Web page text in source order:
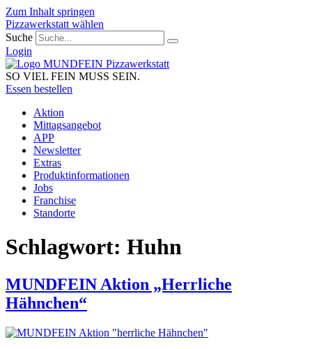
Zum Inhalt springen
Pizzawerkstatt wählen
Suche
Login
SO VIEL FEIN MUSS SEIN.
Essen bestellen
Aktion
Mittagsangebot
APP
Newsletter
Extras
Produktinformationen
Jobs
Franchise
Standorte
Schlagwort: Huhn
MUNDFEIN Aktion „Herrliche
Hähnchen“